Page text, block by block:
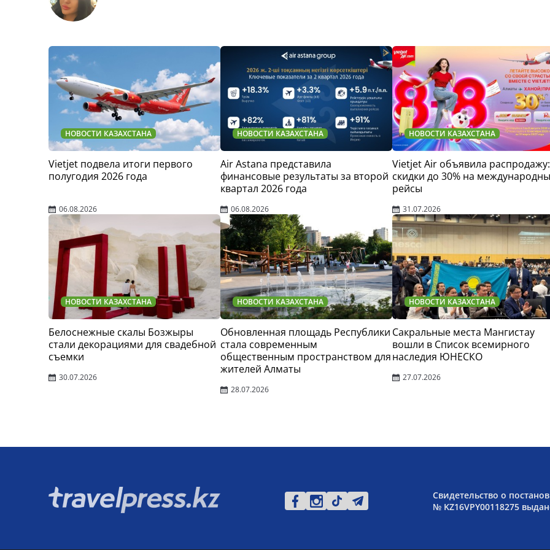
НОВОСТИ КАЗАХСТАНА
Vietjet подвела итоги первого
полугодия 2026 года
06.08.2026
НОВОСТИ КАЗАХСТАНА
Air Astana представила
финансовые результаты за второй
квартал 2026 года
06.08.2026
НОВОСТИ КАЗАХСТАНА
Vietjet Air объявила распродажу:
скидки до 30% на
рейсы
31.07.2026
НОВОСТИ КАЗАХСТАНА
Белоснежные скалы Бозжыры
стали декорациями для свадебной
съемки
30.07.2026
НОВОСТИ КАЗАХСТАНА
Обновленная площадь Республики
стала современным
общественным пространством для
жителей Алматы
28.07.2026
НОВОСТИ КАЗАХСТАНА
Сакральные места Мангистау
вошли в Список всемирного
наследия ЮНЕСКО
27.07.2026
Свидетельство о
№ KZ16VPY00118275